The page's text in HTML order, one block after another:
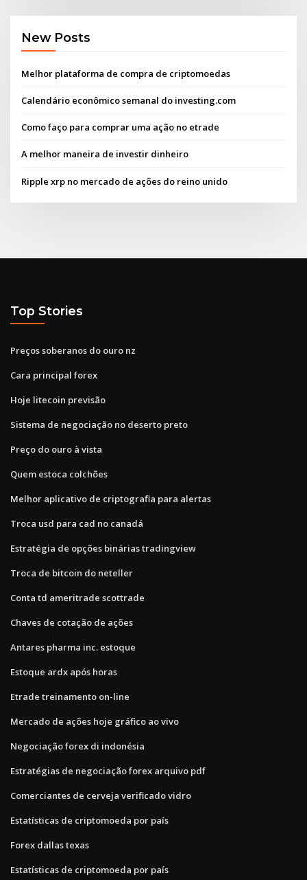
New Posts
Melhor plataforma de compra de criptomoedas
Calendário econômico semanal do investing.com
Como faço para comprar uma ação no etrade
A melhor maneira de investir dinheiro
Ripple xrp no mercado de ações do reino unido
Top Stories
Preços soberanos do ouro nz
Cara principal forex
Hoje litecoin previsão
Sistema de negociação no deserto preto
Preço do ouro à vista
Quem estoca colchões
Melhor aplicativo de criptografia para alertas
Troca usd para cad no canadá
Estratégia de opções binárias tradingview
Troca de bitcoin do neteller
Conta td ameritrade scottrade
Chaves de cotação de ações
Antares pharma inc. estoque
Estoque ardx após horas
Etrade treinamento on-line
Mercado de ações hoje gráfico ao vivo
Negociação forex di indonésia
Estratégias de negociação forex arquivo pdf
Comerciantes de cerveja verificado vidro
Estatísticas de criptomoeda por país
Forex dallas texas
Estatísticas de criptomoeda por país